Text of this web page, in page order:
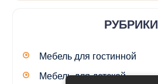
РУБРИКИ
Мебель для гостинной
Мебель для детской